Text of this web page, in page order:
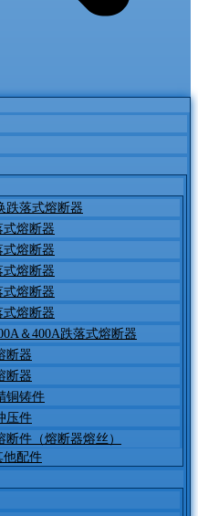
跌落式熔断器
式熔断器
式熔断器
式熔断器
式熔断器
式熔断器
＆400A跌落式熔断器
断器
断器
铜铸件
压件
件（熔断器熔丝）
他配件